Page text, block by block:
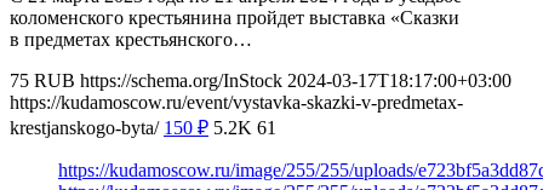
коломенского крестьянина пройдет выставка «Сказки
в предметах крестьянского…
75 RUB https://schema.org/InStock 2024-03-17T18:17:00+03:00
https://kudamoscow.ru/event/vystavka-skazki-v-predmetax-
krestjanskogo-byta/ 150 ₽ 5.2K 61
https://kudamoscow.ru/image/255/255/uploads/